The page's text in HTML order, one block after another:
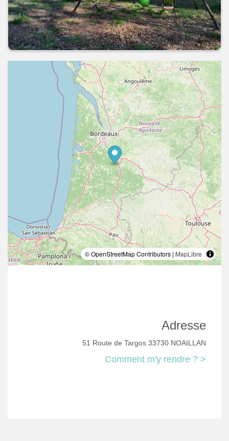
© OpenStreetMap Contributors | MapLibre
Adresse
51 Route de Targos 33730 NOAILLAN
Comment m'y rendre ? >